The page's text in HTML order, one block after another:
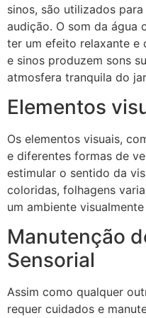
sinos, são utilizados
audição. O som da água
ter um efeito relaxante e
e sinos produzem sons
atmosfera tranquila do
Elementos
Os elementos visuais,
e diferentes formas de
estimular o sentido da
coloridas, folhagens
um ambiente
Manutenção
Sensorial
Assim como qualquer
requer cuidados e